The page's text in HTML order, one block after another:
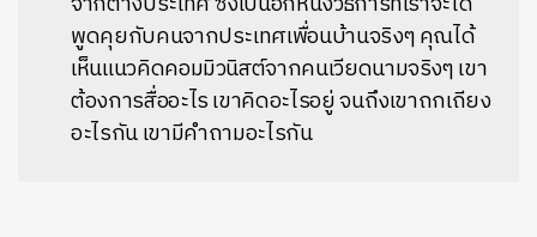
พูดคุยกับคนจากประเทศเพื่อนบ้านจริงๆ คุณได้
เห็นแนวคิดคอมมิวนิสต์จากคนเวียดนามจริงๆ เขา
ต้องการสื่ออะไร เขาคิดอะไรอยู่ จนถึงเขาถกเถียง
อะไรกัน เขามีคำถามอะไรกัน